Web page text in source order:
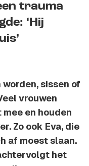
Kopieer link
trauma
‘Hij
sissen of
vrouwen
en houden
Zo ook Eva, die
af moest slaan.
het